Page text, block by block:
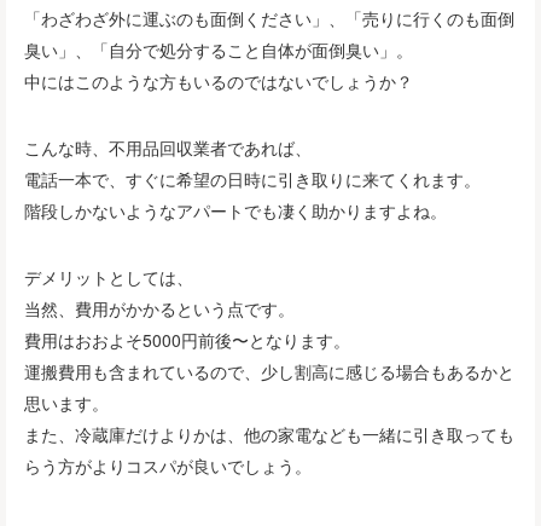
「わざわざ外に運ぶのも面倒ください」、「売りに行くのも面倒
臭い」、「自分で処分すること自体が面倒臭い」。
中にはこのような方もいるのではないでしょうか？
こんな時、不用品回収業者であれば、
電話一本で、すぐに希望の日時に引き取りに来てくれます。
階段しかないようなアパートでも凄く助かりますよね。
デメリットとしては、
当然、費用がかかるという点です。
費用はおおよそ5000円前後〜となります。
運搬費用も含まれているので、少し割高に感じる場合もあるかと
思います。
また、冷蔵庫だけよりかは、他の家電なども一緒に引き取っても
らう方がよりコスパが良いでしょう。